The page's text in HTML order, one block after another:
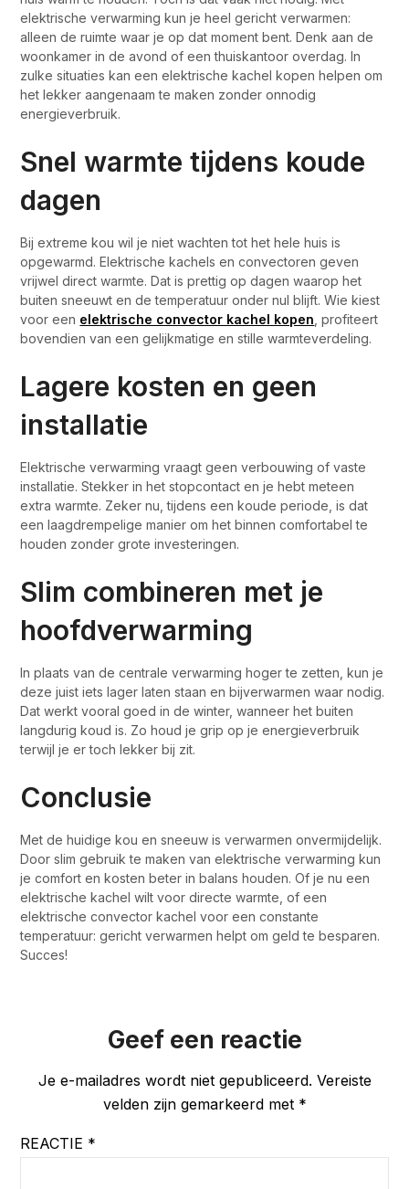
elektrische verwarming kun je heel gericht verwarmen:
alleen de ruimte waar je op dat moment bent. Denk aan de
woonkamer in de avond of een thuiskantoor overdag. In
zulke situaties kan een elektrische kachel kopen helpen om
het lekker aangenaam te maken zonder onnodig
energieverbruik.
Snel warmte tijdens koude
dagen
Bij extreme kou wil je niet wachten tot het hele huis is
opgewarmd. Elektrische kachels en convectoren geven
vrijwel direct warmte. Dat is prettig op dagen waarop het
buiten sneeuwt en de temperatuur onder nul blijft. Wie kiest
voor een elektrische convector kachel kopen , profiteert
bovendien van een gelijkmatige en stille warmteverdeling.
Lagere kosten en geen
installatie
Elektrische verwarming vraagt geen verbouwing of vaste
installatie. Stekker in het stopcontact en je hebt meteen
extra warmte. Zeker nu, tijdens een koude periode, is dat
een laagdrempelige manier om het binnen comfortabel te
houden zonder grote investeringen.
Slim combineren met je
hoofdverwarming
In plaats van de centrale verwarming hoger te zetten, kun je
deze juist iets lager laten staan en bijverwarmen waar nodig.
Dat werkt vooral goed in de winter, wanneer het buiten
langdurig koud is. Zo houd je grip op je energieverbruik
terwijl je er toch lekker bij zit.
Conclusie
Met de huidige kou en sneeuw is verwarmen onvermijdelijk.
Door slim gebruik te maken van elektrische verwarming kun
je comfort en kosten beter in balans houden. Of je nu een
elektrische kachel wilt voor directe warmte, of een
elektrische convector kachel voor een constante
temperatuur: gericht verwarmen helpt om geld te besparen.
Succes!
Geef een reactie
Je e-mailadres wordt niet gepubliceerd. Vereiste
velden zijn gemarkeerd met *
REACTIE *